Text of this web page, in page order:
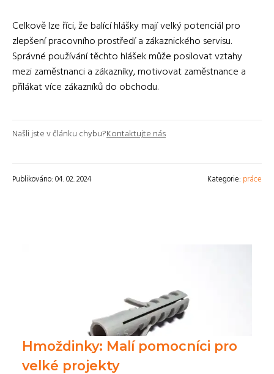
Celkově lze říci, že balící hlášky mají velký potenciál pro
zlepšení pracovního prostředí a zákaznického servisu.
Správné používání těchto hlášek může posilovat vztahy
mezi zaměstnanci a zákazníky, motivovat zaměstnance a
přilákat více zákazníků do obchodu.
Našli jste v článku chybu?Kontaktujte nás
Publikováno: 04. 02. 2024 Kategorie: práce
Hmoždinky: Malí pomocníci pro
velké projekty